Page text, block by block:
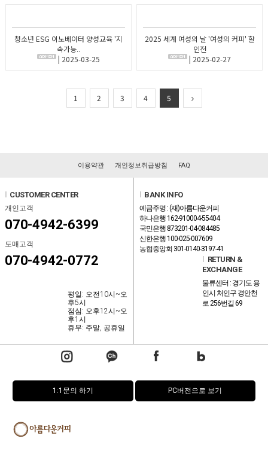
청소년 ESG 이노베이터 양성교육 '지
속가능..
| 2025-03-25
2025 세계 여성의 날 '여성의 커피' 할
인전
| 2025-02-27
1 2 3 4 5
이용약관 개인정보취급방침 FAQ
CUSTOMER CENTER
개인고객
070-4942-6399
도매고객
070-4942-0772
평일: 오전10시~오
후5시
점심: 오후12시~오
후1시
휴무: 주말, 공휴일
BANK INFO
예금주명 : (재)아름다운커피
하나은행 162-910004-55404
국민은행 873201-04-084485
신한은행 100-025-007609
농협중앙회 301-0140-3197-41
RETURN &
EXCHANGE
물류센터 : 경기도 용
인시 처인구 경안천
로 256번길 69
1:1문의 하기 PC버전으로 보기